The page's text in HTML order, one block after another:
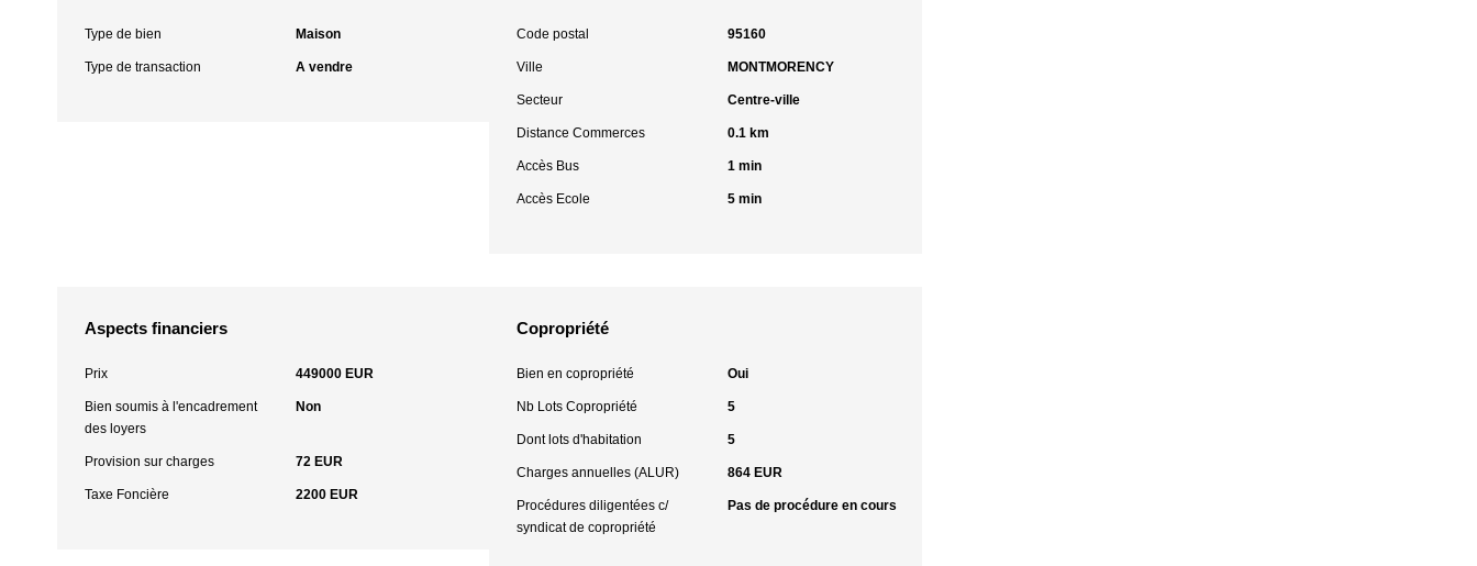
Type de bien Maison
Type de transaction A vendre
Code postal 95160
Ville MONTMORENCY
Secteur Centre-ville
Distance Commerces 0.1 km
Accès Bus 1 min
Accès Ecole 5 min
Aspects financiers
Prix 449000 EUR
Bien soumis à l'encadrement
des loyers
Non
Provision sur charges 72 EUR
Taxe Foncière 2200 EUR
Copropriété
Bien en copropriété Oui
Nb Lots Copropriété 5
Dont lots d'habitation 5
Charges annuelles (ALUR) 864 EUR
Procédures diligentées c/
syndicat de copropriété
Pas de procédure en cours